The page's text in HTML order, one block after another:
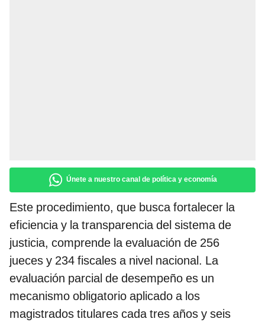
Únete a nuestro canal de política y economía
Este procedimiento, que busca fortalecer la
eficiencia y la transparencia del sistema de
justicia, comprende la evaluación de 256
jueces y 234 fiscales a nivel nacional. La
evaluación parcial de desempeño es un
mecanismo obligatorio aplicado a los
magistrados titulares cada tres años y seis